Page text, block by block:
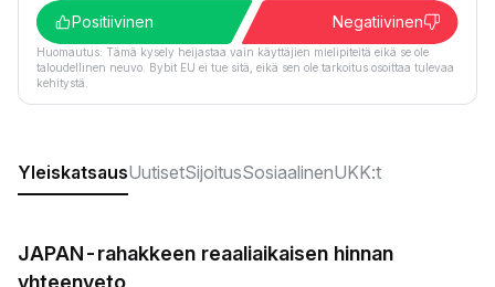
Positiivinen
Negatiivinen
Huomautus: Tämä kysely heijastaa vain käyttäjien mielipiteitä eikä se ole
taloudellinen neuvo. Bybit EU ei tue sitä, eikä sen ole tarkoitus osoittaa tulevaa
kehitystä.
YleiskatsausUutisetSijoitusSosiaalinenUKK:t
JAPAN-rahakkeen reaaliaikaisen hinnan
yhteenveto